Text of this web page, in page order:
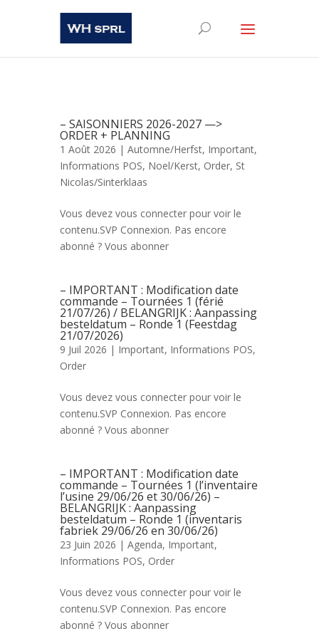
– SAISONNIERS 2026-2027 —>
ORDER + PLANNING
1 Août 2026 | Automne/Herfst, Important,
Informations POS, Noel/Kerst, Order, St
Nicolas/Sinterklaas
Vous devez vous connecter pour voir le
contenu.SVP Connexion. Pas encore
abonné ? Vous abonner
– IMPORTANT : Modification date
commande – Tournées 1 (férié
21/07/26) / BELANGRIJK : Aanpassing
besteldatum – Ronde 1 (Feestdag
21/07/2026)
9 Juil 2026 | Important, Informations POS,
Order
Vous devez vous connecter pour voir le
contenu.SVP Connexion. Pas encore
abonné ? Vous abonner
– IMPORTANT : Modification date
commande – Tournées 1 (l’inventaire
l’usine 29/06/26 et 30/06/26) –
BELANGRIJK : Aanpassing
besteldatum – Ronde 1 (inventaris
fabriek 29/06/26 en 30/06/26)
23 Juin 2026 | Agenda, Important,
Informations POS, Order
Vous devez vous connecter pour voir le
contenu.SVP Connexion. Pas encore
abonné ? Vous abonner